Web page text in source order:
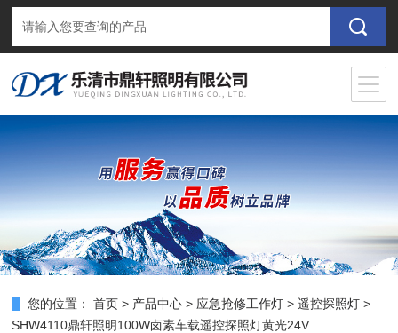
您的位置： 首页 > 产品中心 > 应急抢修工作灯 >遥控探照灯 >
SHW4110鼎轩照明100W卤素车载遥控探照灯黄光24V